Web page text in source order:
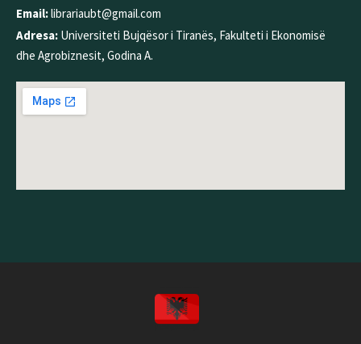
Email:librariaubt@gmail.com
Adresa: Universiteti Bujqësor i Tiranës, Fakulteti i Ekonomisë
dhe Agrobiznesit, Godina A.